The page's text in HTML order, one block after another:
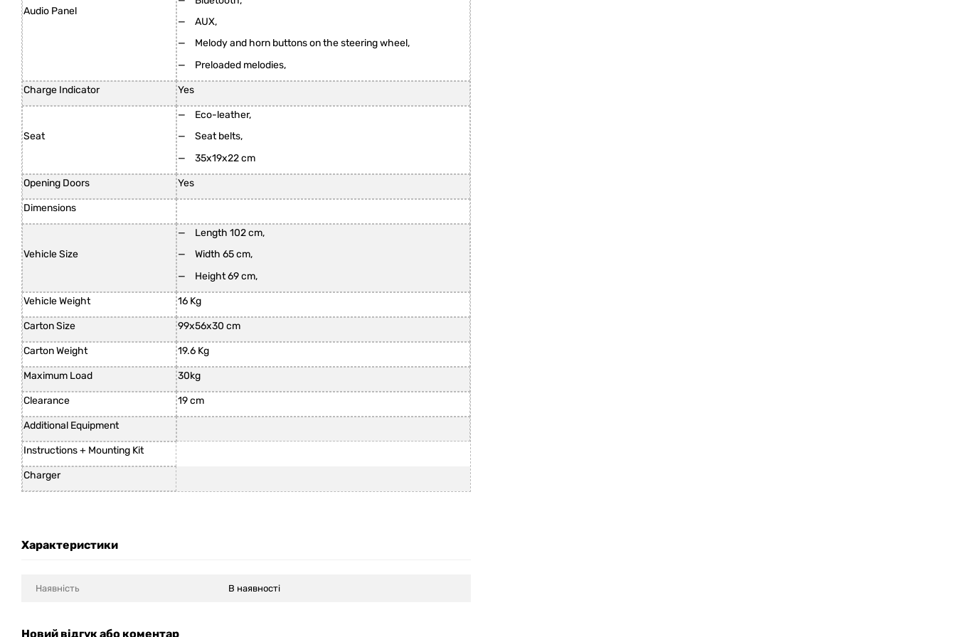
Audio Panel
AUX,
Melody and horn buttons on the steering wheel,
Preloaded melodies,
Charge Indicator Yes
Seat
Eco-leather,
Seat belts,
35x19x22 cm
Opening Doors Yes
Dimensions
Vehicle Size
Length 102 cm,
Width 65 cm,
Height 69 cm,
Vehicle Weight 16 Kg
Carton Size 99x56x30 cm
Carton Weight 19.6 Kg
Maximum Load 30kg
Clearance 19 cm
Additional Equipment
Instructions + Mounting Kit
Charger
Характеристики
Наявність В наявності
Новий відгук або коментар